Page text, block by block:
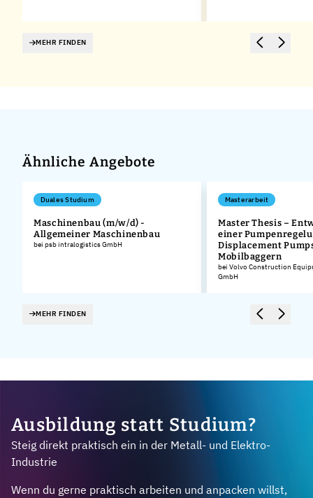
MEHR FINDEN
Ähnliche Angebote
Duales Studium
Maschinenbau (m/w/d) -
Allgemeiner Maschinenbau
bei psb intralogistics GmbH
Masterarbeit
Master Thesis –
einer
Displacement
Mobilbaggern
bei Volvo Construction
GmbH
MEHR FINDEN
Ausbildung statt Studium?
Steig direkt praktisch ein in der Metall- und Elektro-
Industrie
Wenn du gerne praktisch arbeiten und anpacken willst,